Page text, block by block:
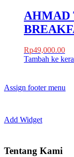
AHMAD
Rp49,000.00
Tambah ke
Assign footer menu
Add Widget
Tentang Kami